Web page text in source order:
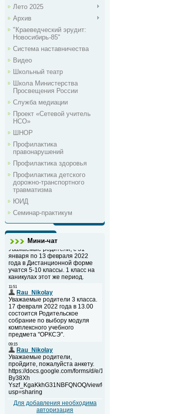
Лето 2025
Архив
"Краеведческий эрудит:
Новосибирь-85"
Система наставничества
Видео
Школьный театр
Школа Министерства
Просвещения России
Служба медиации
Проект «Сетевой учитель
НСО»
ШНОР
Профилактика
правонарушений
Профилактика здоровья
Профилактика детского
дорожно-транспортного
травматизма
ЮИД
Семинар-практикум
Мини-чат
Для добавления необходима
авторизация